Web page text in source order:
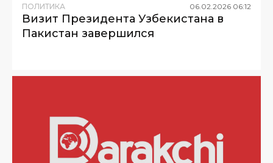
ПОЛИТИКА 06.02.2026 06:12
Визит Президента Узбекистана в
Пакистан завершился